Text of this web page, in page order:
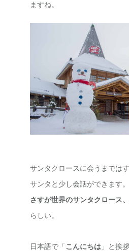
ますね。
サンタクロースに会うまでは
サンタと少し会話ができます。
さすが世界のサンタクロース
らしい。
日本語で「 こんにちは 」と挨